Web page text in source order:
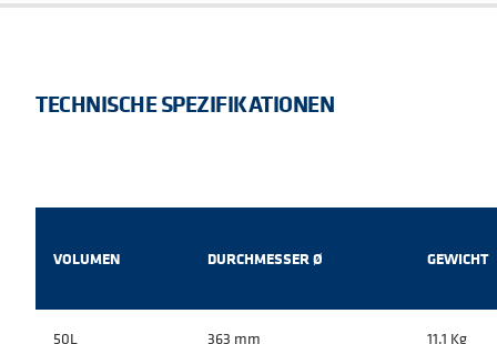
TECHNISCHE SPEZIFIKATIONEN
VOLUMEN DURCHMESSER Ø GEWICHT
50L 363 mm 11.1 Kg